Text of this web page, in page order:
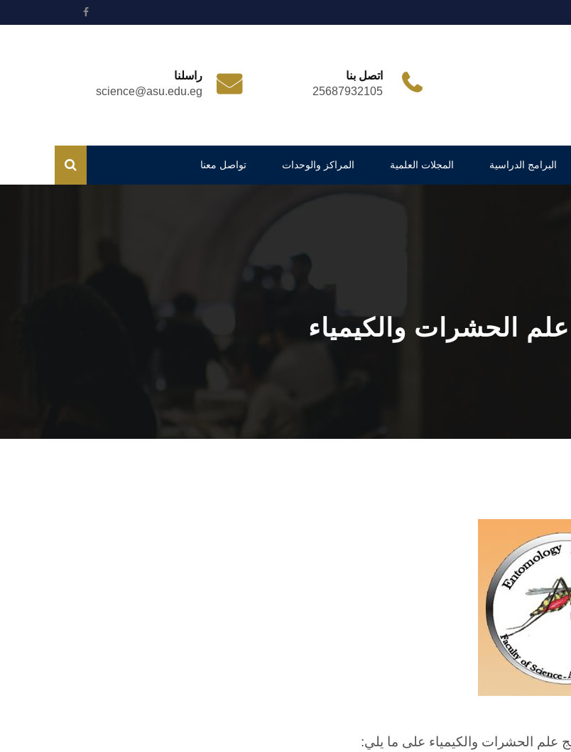
اتصل بنا
25687932105
راسلنا
science@asu.edu.eg
البرامج الدراسية المجلات العلمية المراكز والوحدات تواصل معنا
علم الحشرات والكيمياء
علم الحشرات والكيمياء على ما يلي: